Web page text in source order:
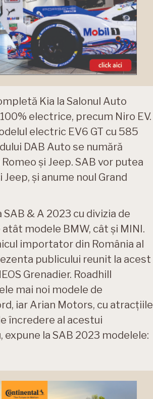
Kia la Salonul Auto
electrice, precum Niro EV.
electric EV6 GT cu 585
DAB Auto se numără
și Jeep. SAB vor putea
și anume noul Grand
& A 2023 cu divizia de
modele BMW, cât și MINI.
importator din România al
publicului reunit la acest
Grenadier. Roadhill
mai noi modele de
iar Arian Motors, cu atracțiile
încredere al acestui
la SAB 2023 modelele: